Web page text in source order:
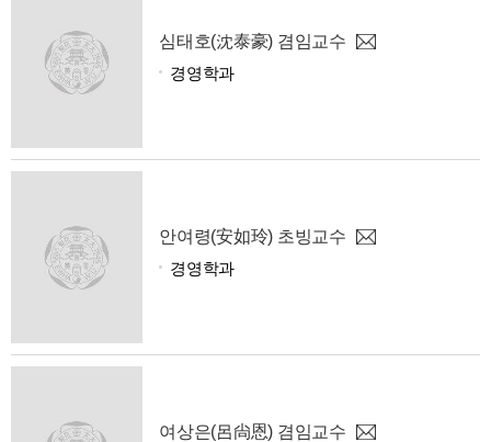
심태호(沈泰豪) 겸임교수
경영학과
안여령(安如玲) 초빙교수
경영학과
여상은(呂尙恩) 겸임교수